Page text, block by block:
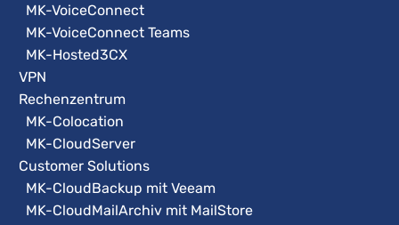
MK-VoiceConnect
MK-VoiceConnect Teams
MK-Hosted3CX
VPN
Rechenzentrum
MK-Colocation
MK-CloudServer
Customer Solutions
MK-CloudBackup mit Veeam
MK-CloudMailArchiv mit MailStore